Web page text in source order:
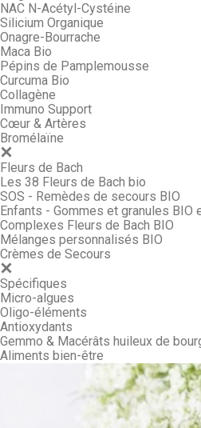
NAC N-Acétyl-Cystéine
Silicium Organique
Onagre-Bourrache
Maca Bio
Pépins de Pamplemousse
Curcuma Bio
Collagène
Immuno Support
Cœur & Artères
Bromélaïne
Fleurs de Bach
Les 38 Fleurs de Bach bio
SOS - Remèdes de secours BIO
Enfants - Gommes et granules BIO
Complexes Fleurs de Bach BIO
Mélanges personnalisés BIO
Crèmes de Secours
Spécifiques
Micro-algues
Oligo-éléments
Antioxydants
Gemmo & Macérâts huileux de
Aliments bien-être